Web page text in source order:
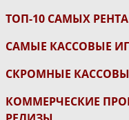
ТОП-10 САМЫХ
САМЫЕ КАССОВЫЕ
СКРОМНЫЕ
КОММЕРЧЕСКИЕ